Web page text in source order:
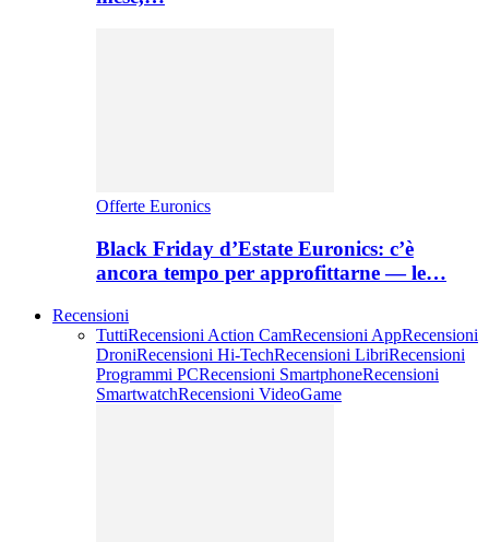
Offerte Euronics
Black Friday d’Estate Euronics: c’è
ancora tempo per approfittarne — le…
Recensioni
TuttiRecensioni Action CamRecensioni AppRecensioni
DroniRecensioni Hi-TechRecensioni LibriRecensioni
Programmi PCRecensioni SmartphoneRecensioni
SmartwatchRecensioni VideoGame